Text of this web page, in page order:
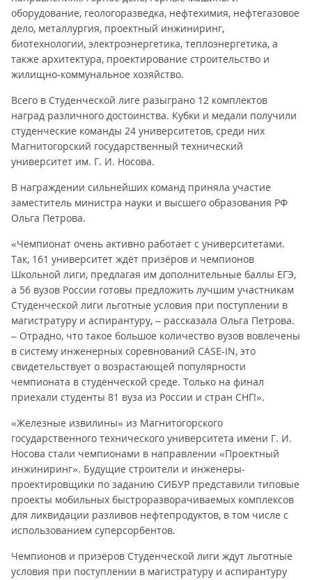
оборудование, геологоразведка, нефтехимия, нефтегазовое
дело, металлургия, проектный инжиниринг,
биотехнологии, электроэнергетика, теплоэнергетика, а
также архитектура, проектирование строительство и
жилищно-коммунальное хозяйство.
Всего в Студенческой лиге разыграно 12 комплектов
наград различного достоинства. Кубки и медали получили
студенческие команды 24 университетов, среди них
Магнитогорский государственный технический
университет им. Г. И. Носова.
В награждении сильнейших команд приняла участие
заместитель министра науки и высшего образования РФ
Ольга Петрова.
«Чемпионат очень активно работает с университетами.
Так, 161 университет ждёт призёров и чемпионов
Школьной лиги, предлагая им дополнительные баллы ЕГЭ,
а 56 вузов России готовы предложить лучшим участникам
Студенческой лиги льготные условия при поступлении в
магистратуру и аспирантуру, – рассказала Ольга Петрова.
– Отрадно, что такое большое количество вузов вовлечены
в систему инженерных соревнований CASE-IN, это
свидетельствует о возрастающей популярности
чемпионата в студенческой среде. Только на финал
приехали студенты 81 вуза из России и стран СНГ!».
«Железные извилины» из Магнитогорского
государственного технического университета имени Г. И.
Носова стали чемпионами в направлении «Проектный
инжиниринг». Будущие строители и инженеры-
проектировщики по заданию СИБУР представили типовые
проекты мобильных быстроразворачиваемых комплексов
для ликвидации разливов нефтепродуктов, в том числе с
использованием суперсорбентов.
Чемпионов и призёров Студенческой лиги ждут льготные
условия при поступлении в магистратуру и аспирантуру